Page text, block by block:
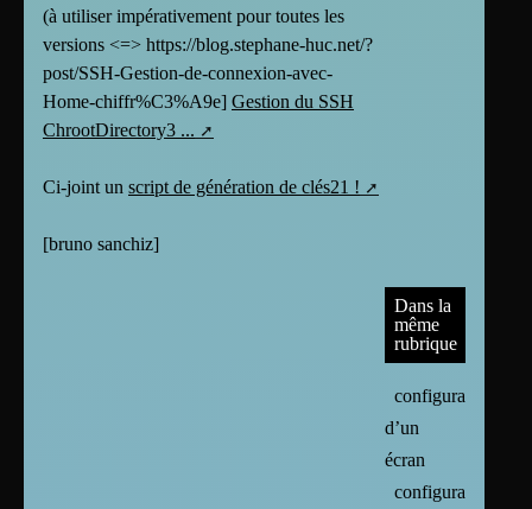
(à utiliser impérativement pour toutes les
versions <=> https://blog.stephane-huc.net/?
post/SSH-Gestion-de-connexion-avec-
Home-chiffr%C3%A9e] Gestion du SSH
ChrootDirectory3 ...
Ci-joint un script de génération de clés21 !
[bruno sanchiz]
Dans la
même
rubrique
configuration
d’un
écran
configuration